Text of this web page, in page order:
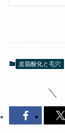
皮脂酸化と毛穴